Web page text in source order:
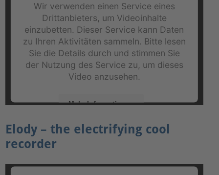
Wir verwenden einen Service eines
Drittanbieters, um Videoinhalte
einzubetten. Dieser Service kann Daten
zu Ihren Aktivitäten sammeln. Bitte lesen
Sie die Details durch und stimmen Sie
der Nutzung des Service zu, um dieses
Video anzusehen.
Mehr Informationen
Akzeptieren
powered by
Elody – the electrifying cool
recorder